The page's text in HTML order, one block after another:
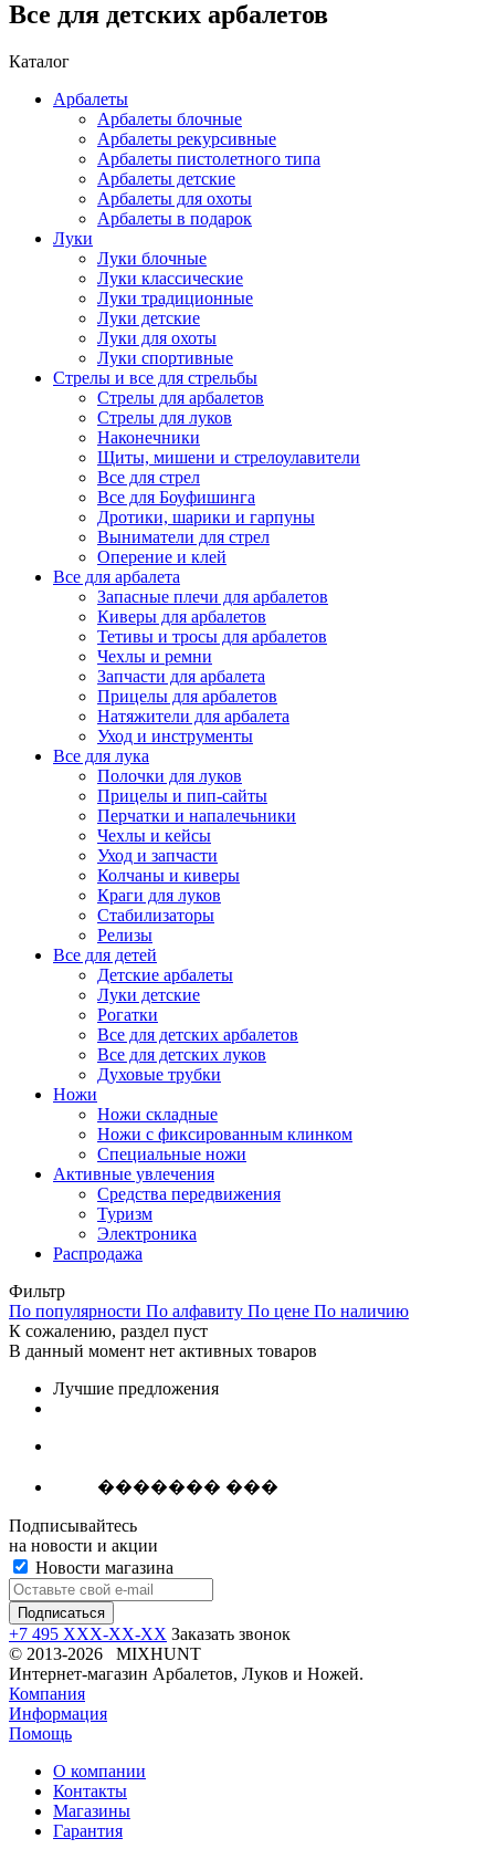
Все для детских арбалетов
Каталог
Арбалеты
Арбалеты блочные
Арбалеты рекурсивные
Арбалеты пистолетного типа
Арбалеты детские
Арбалеты для охоты
Арбалеты в подарок
Луки
Луки блочные
Луки классические
Луки традиционные
Луки детские
Луки для охоты
Луки спортивные
Стрелы и все для стрельбы
Стрелы для арбалетов
Стрелы для луков
Наконечники
Щиты, мишени и стрелоулавители
Все для стрел
Все для Боуфишинга
Дротики, шарики и гарпуны
Выниматели для стрел
Оперение и клей
Все для арбалета
Запасные плечи для арбалетов
Киверы для арбалетов
Тетивы и тросы для арбалетов
Чехлы и ремни
Запчасти для арбалета
Прицелы для арбалетов
Натяжители для арбалета
Уход и инструменты
Все для лука
Полочки для луков
Прицелы и пип-сайты
Перчатки и напалечьники
Чехлы и кейсы
Уход и запчасти
Колчаны и киверы
Краги для луков
Стабилизаторы
Релизы
Все для детей
Детские арбалеты
Луки детские
Рогатки
Все для детских арбалетов
Все для детских луков
Духовые трубки
Ножи
Ножи складные
Ножи с фиксированным клинком
Специальные ножи
Активные увлечения
Средства передвижения
Туризм
Электроника
Распродажа
Фильтр
По популярности По алфавиту По цене По наличию
К сожалению, раздел пуст
В данный момент нет активных товаров
Лучшие предложения
������� ���
Подписывайтесь
на новости и акции
Новости магазина
+7 495 XXX-XX-XX Заказать звонок
© 2013-2026 MIXHUNT
Интернет-магазин Арбалетов, Луков и Ножей.
Компания
Информация
Помощь
О компании
Контакты
Магазины
Гарантия